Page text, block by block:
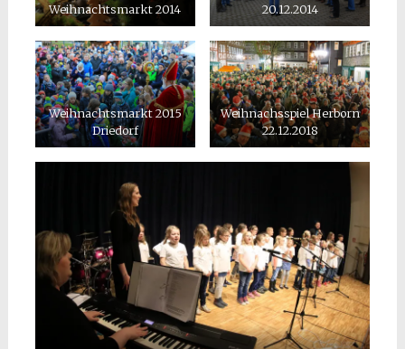
Weihnachtsmarkt 2014
20.12.2014
Weihnachtsmarkt 2015
Driedorf
Weihnachsspiel Herborn
22.12.2018